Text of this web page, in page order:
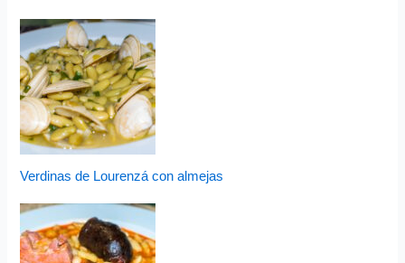
Verdinas de Lourenzá con almejas